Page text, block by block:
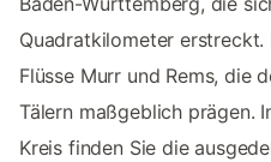
Quadratkilometer erstreckt.
Flüsse Murr und Rems, die
Tälern maßgeblich prägen.
Kreis finden Sie die